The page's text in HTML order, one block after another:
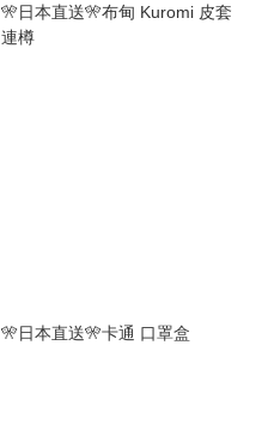
🎌日本直送🎌布甸 Kuromi 皮套
連樽
🎌日本直送🎌卡通 口罩盒